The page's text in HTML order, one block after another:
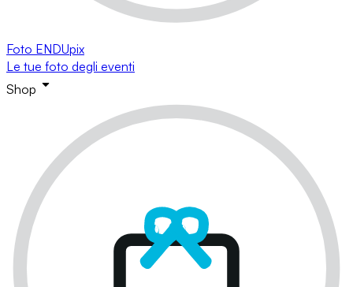
Foto ENDUpix
Le tue foto degli eventi
Shop